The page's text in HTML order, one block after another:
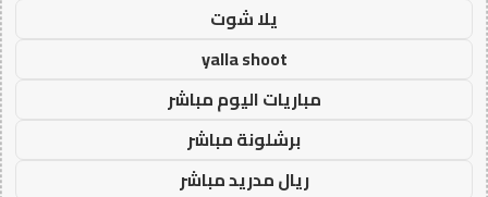
يلا شوت
yalla shoot
مباريات اليوم مباشر
برشلونة مباشر
ريال مدريد مباشر